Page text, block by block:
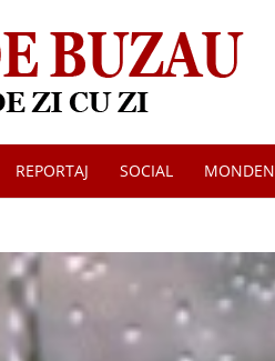
REPORTAJ SOCIAL MONDEN